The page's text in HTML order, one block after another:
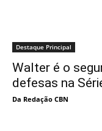
Destaque Principal
Walter é o
defesas na
Da Redação CBN